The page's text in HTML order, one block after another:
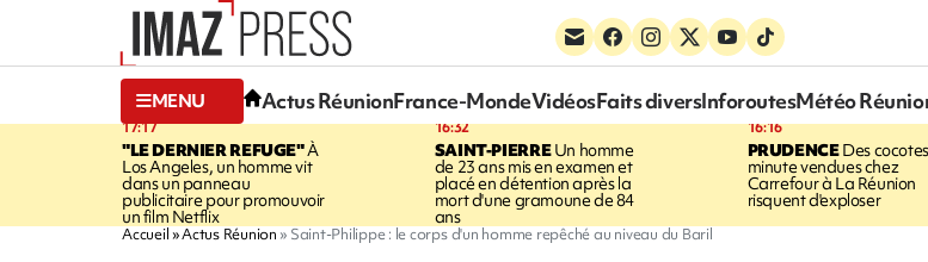
MENU Actus RéunionFrance-MondeVidéosFaits diversInforoutesMétéo
17:17
"LE DERNIER REFUGE"À
Los Angeles, un homme vit
dans un panneau
publicitaire pour promouvoir
un film Netflix
16:32
SAINT-PIERREUn homme
de 23 ans mis en examen et
placé en détention après la
mort d'une gramoune de 84
ans
16:16
PRUDENCEDes cocotes
minute vendues chez
Carrefour à La Réunion
risquent d'exploser
Accueil Actus Réunion Saint-Philippe : le corps d'un homme repêché au niveau du Baril